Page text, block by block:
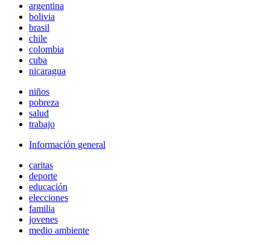
argentina
bolivia
brasil
chile
colombia
cuba
nicaragua
niños
pobreza
salud
trabajo
Información general
caritas
deporte
educación
elecciones
familia
jovenes
medio ambiente